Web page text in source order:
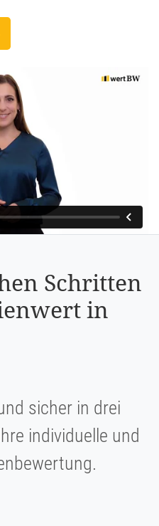
Schritten
in
sicher in drei
individuelle und